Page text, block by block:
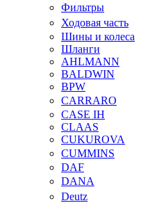
Фильтры
Ходовая часть
Шины и колеса
Шланги
AHLMANN
BALDWIN
BPW
CARRARO
CASE IH
CLAAS
CUKUROVA
CUMMINS
DAF
DANA
Deutz